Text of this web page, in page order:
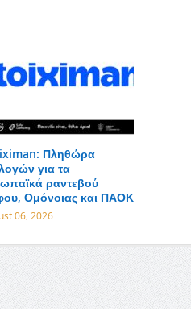
Πληθώρα
για τα
ραντεβού
Ομόνοιας και ΠΑΟΚ
06, 2026